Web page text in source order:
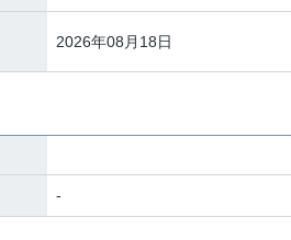
2026年08月18日
-